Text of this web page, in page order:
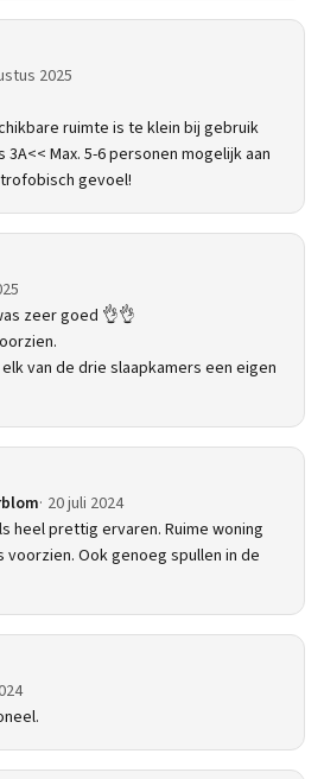
2025
ruimte is te klein bij gebruik
Max. 5-6 personen mogelijk aan
gevoel!
zeer goed 👌👌
van de drie slaapkamers een eigen
20 juli 2024
heel prettig ervaren. Ruime woning
voorzien. Ook genoeg spullen in de